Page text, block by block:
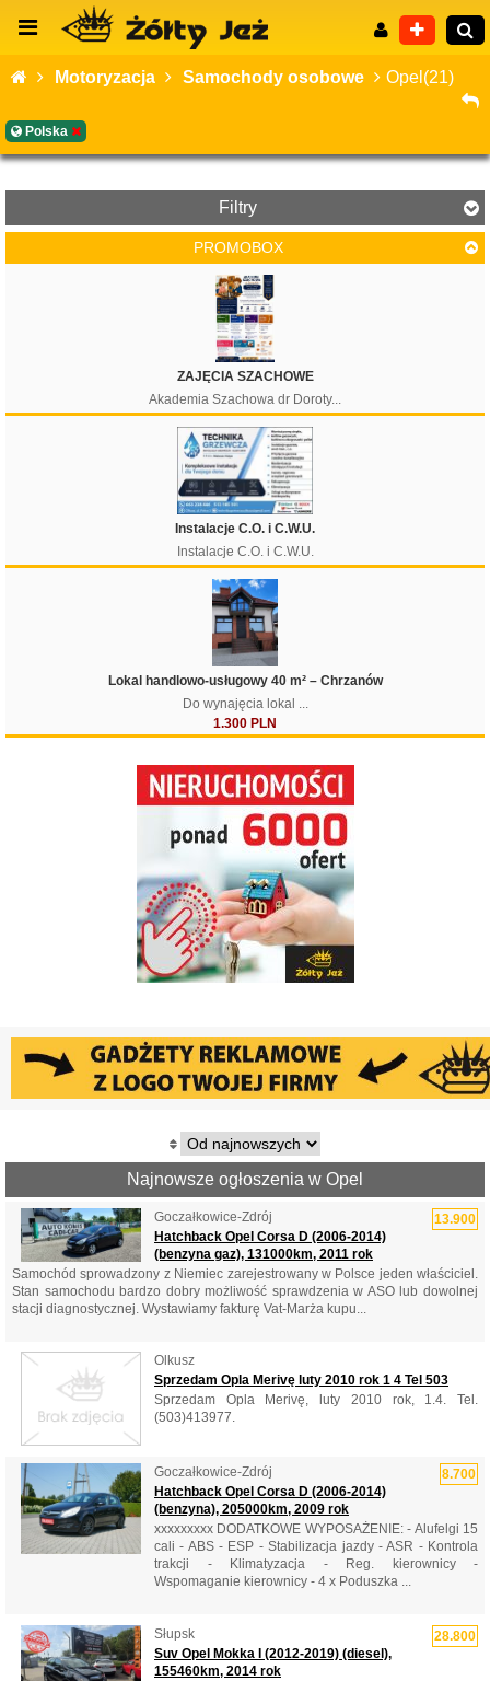
Motoryzacja Samochody osobowe Opel(21)
Polska
Filtry
Filtruj
PROMOBOX
ZAJĘCIA SZACHOWE
Akademia Szachowa dr Doroty...
Instalacje C.O. i C.W.U.
Instalacje C.O. i C.W.U.
Lokal handlowo-usługowy 40 m² – Chrzanów
Do wynajęcia lokal ...
1.300 PLN
Najnowsze ogłoszenia w Opel
13.900
Goczałkowice-Zdrój
Hatchback Opel Corsa D (2006-2014)
(benzyna gaz), 131000km, 2011 rok
Samochód sprowadzony z Niemiec zarejestrowany w Polsce jeden właściciel.
Stan samochodu bardzo dobry możliwość sprawdzenia w ASO lub dowolnej
stacji diagnostycznej. Wystawiamy fakturę Vat-Marża kupu...
Olkusz
Sprzedam Opla Merivę luty 2010 rok 1 4 Tel 503
Sprzedam Opla Merivę, luty 2010 rok, 1.4. Tel.
(503)413977.
8.700
Goczałkowice-Zdrój
Hatchback Opel Corsa D (2006-2014)
(benzyna), 205000km, 2009 rok
xxxxxxxxx DODATKOWE WYPOSAŻENIE: - Alufelgi 15
cali - ABS - ESP - Stabilizacja jazdy - ASR - Kontrola
trakcji - Klimatyzacja - Reg. kierownicy -
Wspomaganie kierownicy - 4 x Poduszka ...
28.800
Słupsk
Suv Opel Mokka I (2012-2019) (diesel),
155460km, 2014 rok